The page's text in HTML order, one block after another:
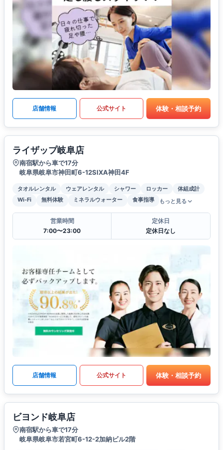
店舗情報 公式サイト 体験・相談予約
ライザップ岐阜店
南宿駅から車で17分
岐阜県岐阜市神田町6-12SIXA神田4F
タオルレンタル ウェアレンタル シャワー ロッカー
体組成計
Wi-Fi
無料体験 ミネラルウォーター 食事指導 もっと見る
営業時間
7:00〜23:00
定休日
定休日なし
店舗情報 公式サイト 体験・相談予約
ビヨンド岐阜店
南宿駅から車で17分
岐阜県岐阜市若宮町6-12-2加納ビル2階